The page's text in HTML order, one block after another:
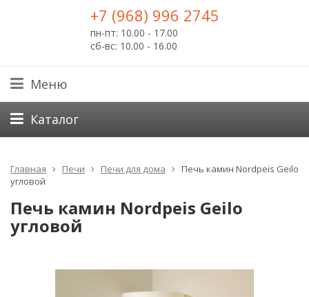
+7 (968) 996 2745
пн-пт: 10.00 - 17.00
сб-вс: 10.00 - 16.00
Меню
Каталог
Главная Печи Печи для дома
Печь камин Nordpeis Geilo
угловой
Печь камин Nordpeis Geilo
угловой